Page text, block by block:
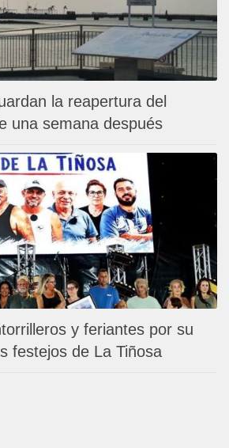
la reapertura del
una semana después
y feriantes por su
festejos de La Tiñosa